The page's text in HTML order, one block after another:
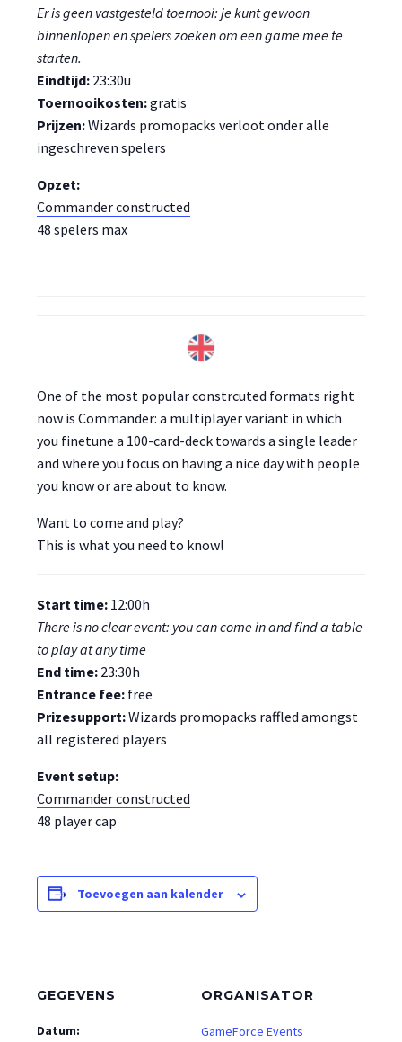
Er is geen vastgesteld toernooi: je kunt gewoon
binnenlopen en spelers zoeken om een game mee te
starten.
Eindtijd: 23:30u
Toernooikosten:gratis
Prijzen:Wizards promopacks verloot onder alle
ingeschreven spelers
Opzet:
Commander constructed
48 spelers max
One of the most popular constrcuted formats right
now is Commander: a multiplayer variant in which
you finetune a 100-card-deck towards a single leader
and where you focus on having a nice day with people
you know or are about to know.
Want to come and play?
This is what you need to know!
Start time: 12:00h
There is no clear event: you can come in and find a table
to play at any time
End time: 23:30h
Entrance fee: free
Prizesupport:Wizards promopacks raffled amongst
all registered players
Event setup:
Commander constructed
48 player cap
Toevoegen aan kalender
GEGEVENS
Datum:
ORGANISATOR
GameForce Events